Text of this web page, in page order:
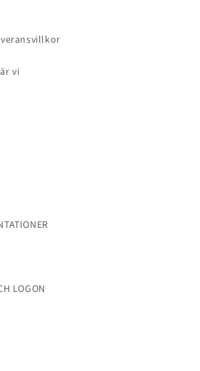
vi
LOGON